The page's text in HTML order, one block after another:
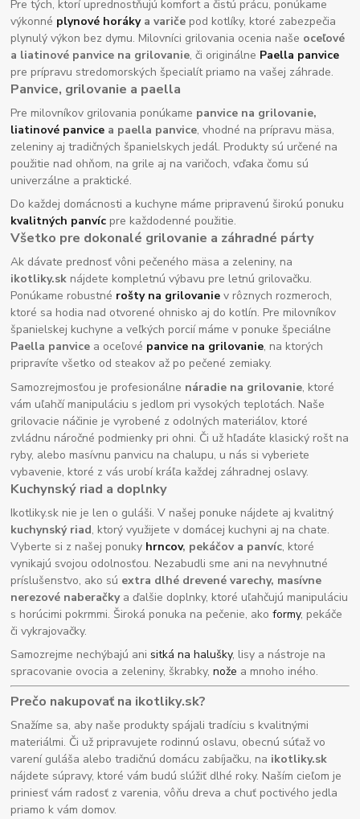
Pre tých, ktorí uprednostňujú komfort a čistú prácu, ponúkame
výkonné plynové horákya variče pod kotlíky, ktoré zabezpečia
plynulý výkon bez dymu. Milovníci grilovania ocenia naše oceľové
a liatinové panvice na grilovanie, či originálne Paella panvice
pre prípravu stredomorských špecialít priamo na vašej záhrade.
Panvice, grilovanie a paella
Pre milovníkov grilovania ponúkame panvice na grilovanie,
liatinové panvice a paella panvice, vhodné na prípravu mäsa,
zeleniny aj tradičných španielskych jedál. Produkty sú určené na
použitie nad ohňom, na grile aj na varičoch, vďaka čomu sú
univerzálne a praktické.
Do každej domácnosti a kuchyne máme pripravenú širokú ponuku
kvalitných panvíc pre každodenné použitie.
Všetko pre dokonalé grilovanie a záhradné párty
Ak dávate prednosť vôni pečeného mäsa a zeleniny, na
ikotliky.sk nájdete kompletnú výbavu pre letnú grilovačku.
Ponúkame robustné rošty na grilovanie v rôznych rozmeroch,
ktoré sa hodia nad otvorené ohnisko aj do kotlín. Pre milovníkov
španielskej kuchyne a veľkých porcií máme v ponuke špeciálne
Paella panvice a oceľové panvice na grilovanie, na ktorých
pripravíte všetko od steakov až po pečené zemiaky.
Samozrejmosťou je profesionálne náradie na grilovanie, ktoré
vám uľahčí manipuláciu s jedlom pri vysokých teplotách. Naše
grilovacie náčinie je vyrobené z odolných materiálov, ktoré
zvládnu náročné podmienky pri ohni. Či už hľadáte klasický rošt na
ryby, alebo masívnu panvicu na chalupu, u nás si vyberiete
vybavenie, ktoré z vás urobí kráľa každej záhradnej oslavy.
Kuchynský riad a doplnky
Ikotliky.sk nie je len o guláši. V našej ponuke nájdete aj kvalitný
kuchynský riad, ktorý využijete v domácej kuchyni aj na chate.
Vyberte si z našej ponuky hrncov, pekáčov a panvíc, ktoré
vynikajú svojou odolnosťou. Nezabudli sme ani na nevyhnutné
príslušenstvo, ako sú extra dlhé drevené varechy, masívne
nerezové naberačkya ďalšie doplnky, ktoré uľahčujú manipuláciu
s horúcimi pokrmmi. Široká ponuka na pečenie, akoformy, pekáče
či vykrajovačky.
Samozrejme nechýbajú anisitká na halušky, lisy a nástroje na
spracovanie ovocia a zeleniny, škrabky,nože a mnoho iného.
Prečo nakupovať na ikotliky.sk?
Snažíme sa, aby naše produkty spájali tradíciu s kvalitnými
materiálmi. Či už pripravujete rodinnú oslavu, obecnú súťaž vo
varení guláša alebo tradičnú domácu zabíjačku, na ikotliky.sk
nájdete súpravy, ktoré vám budú slúžiť dlhé roky. Naším cieľom je
priniesť vám radosť z varenia, vôňu dreva a chuť poctivého jedla
priamo k vám domov.